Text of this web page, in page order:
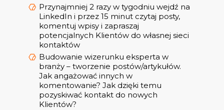
Przynajmniej 2 razy w tygodniu wejdź na
LinkedIn i przez 15 minut czytaj posty,
komentuj wpisy i zapraszaj
potencjalnych Klientów do własnej sieci
kontaktów
Budowanie wizerunku eksperta w
branży – tworzenie postów/artykułów.
Jak angażować innych w
komentowanie? Jak dzięki temu
pozyskiwać kontakt do nowych
Klientów?